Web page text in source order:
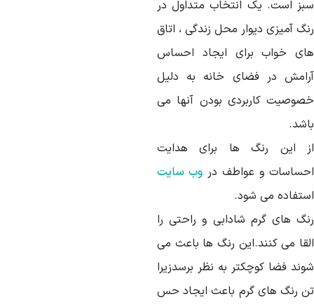
است. یک انتخاب متداول در
آمیزی دیوار محل زندگی ، اتاق
خواب برای ایجاد احساس
در فضای خانه به دلیل
کاربردی بودن آنها می
این رنگ ها برای هدایت
و عواطف در وب سایت
می شود.
های گرم شادابی و راحتی را
می کنند.این رنگ ها باعث می
فضا کوچکتر به نظر برسدزیرا
رنگ های گرم باعث ایجاد حس